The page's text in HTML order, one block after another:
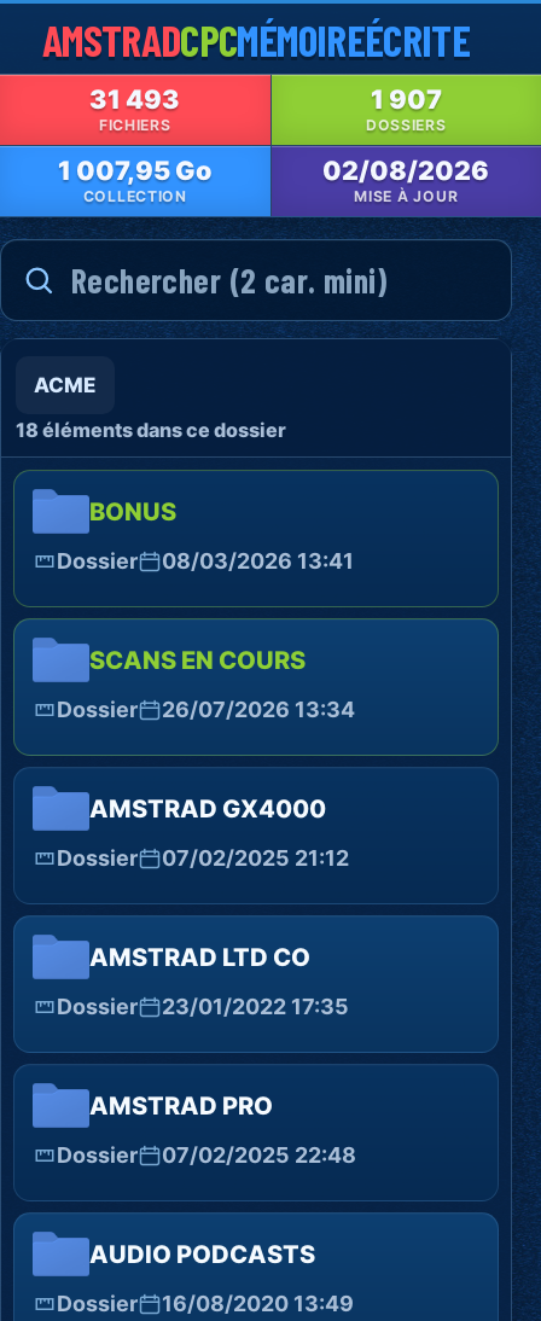
AMSTRADCPCMÉMOIREÉCRITE
31 493
FICHIERS
1 907
DOSSIERS
1 007,95 Go
COLLECTION
02/08/2026
MISE À JOUR
ACME
18 éléments dans ce dossier
BONUS
Dossier 08/03/2026 13:41
SCANS EN COURS
Dossier 26/07/2026 13:34
AMSTRAD GX4000
Dossier 07/02/2025 21:12
AMSTRAD LTD CO
Dossier 23/01/2022 17:35
AMSTRAD PRO
Dossier 07/02/2025 22:48
AUDIO PODCASTS
Dossier 16/08/2020 13:49